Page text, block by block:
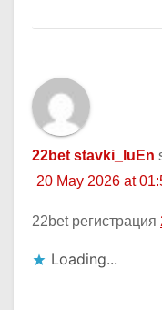
22bet stavki_luEn
20 May 2026 at
22bet регистрация
Loading...